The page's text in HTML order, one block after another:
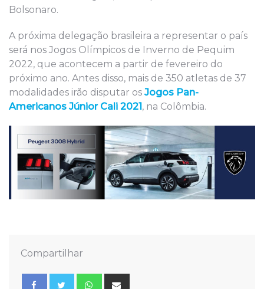
Bolsonaro.
A próxima delegação brasileira a representar o país
será nos Jogos Olímpicos de Inverno de Pequim
2022, que acontecem a partir de fevereiro do
próximo ano. Antes disso, mais de 350 atletas de 37
modalidades irão disputar os Jogos Pan-
Americanos Júnior Cali 2021, na Colômbia.
Compartilhar
Whatsapp